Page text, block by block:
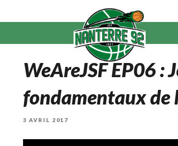
WeAreJSF EP06 :
fondamentaux de
PUBLIÉ
3 AVRIL 2017